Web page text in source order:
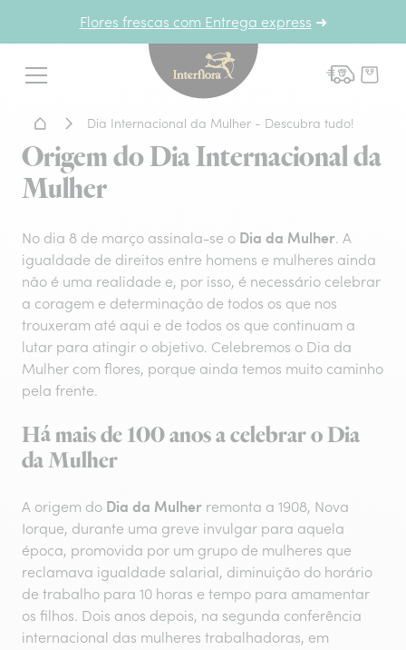
Flores frescas com Entrega express ➜
Menu
Interflora - entrega de
Home - Entrega de flores
Dia Internacional da Mulher - Descubra tudo!
Origem do Dia Internacional da
Mulher
No dia 8 de março assinala-se o Dia da Mulher. A
igualdade de direitos entre homens e mulheres ainda
não é uma realidade e, por isso, é necessário celebrar
a coragem e determinação de todos os que nos
trouxeram até aqui e de todos os que continuam a
lutar para atingir o objetivo. Celebremos o Dia da
Mulher com flores, porque ainda temos muito caminho
pela frente.
Há mais de 100 anos a celebrar o Dia
da Mulher
A origem do Dia da Mulher remonta a 1908, Nova
Iorque, durante uma greve invulgar para aquela
época, promovida por um grupo de mulheres que
reclamava igualdade salarial, diminuição do horário
de trabalho para 10 horas e tempo para amamentar
os filhos. Dois anos depois, na segunda conferência
internacional das mulheres trabalhadoras, em